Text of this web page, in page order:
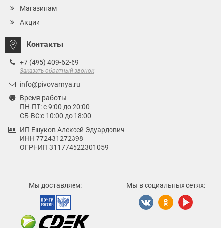
Магазинам
Акции
Контакты
+7 (495) 409-62-69
Заказать обратный звонок
info@pivovarnya.ru
Время работы
ПН-ПТ: с 9:00 до 20:00
СБ-ВС:с 10:00 до 18:00
ИП Ешуков Алексей Эдуардович
ИНН 772431272398
ОГРНИП 311774622301059
Мы доставляем: Мы в социальных сетях: